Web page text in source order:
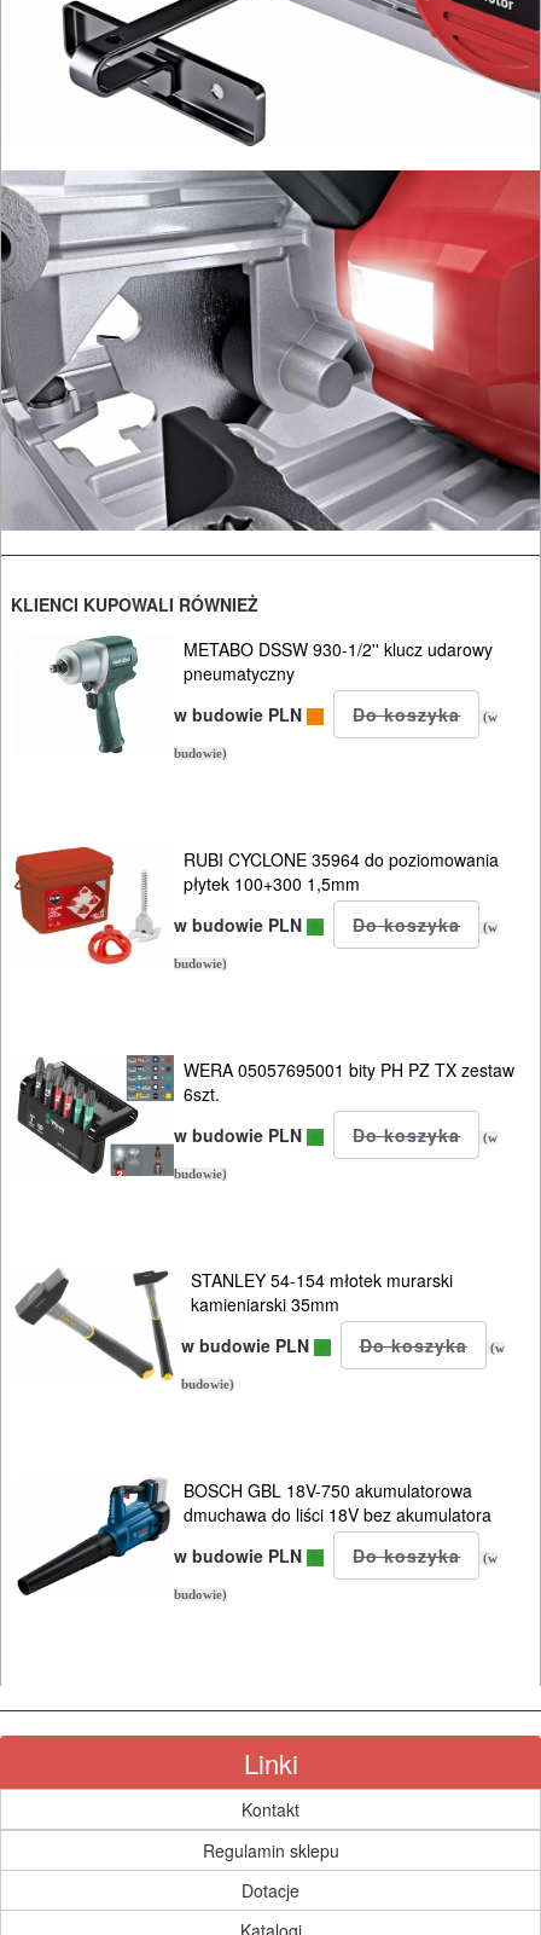
KLIENCI KUPOWALI RÓWNIEŻ
METABO DSSW 930-1/2'' klucz udarowy
pneumatyczny
w budowie PLN
(w
budowie)
RUBI CYCLONE 35964 do poziomowania
płytek 100+300 1,5mm
w budowie PLN
(w
budowie)
WERA 05057695001 bity PH PZ TX zestaw
6szt.
w budowie PLN
(w
budowie)
STANLEY 54-154 młotek murarski
kamieniarski 35mm
w budowie PLN
(w
budowie)
BOSCH GBL 18V-750 akumulatorowa
dmuchawa do liści 18V bez akumulatora
w budowie PLN
(w
budowie)
Linki
Kontakt
Regulamin sklepu
Dotacje
Katalogi